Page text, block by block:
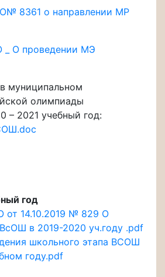
8361 о направлении МР
_ О проведении МЭ
муниципальном
олимпиады
– 2021 учебный год:
год
от 14.10.2019 № 829 О
в 2019-2020 уч.году .pdf
школьного этапа ВСОШ
году.pdf